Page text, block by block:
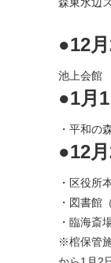
●12
池上会館
●1月
・平和の
●12
・区役所
・図書館
・臨海斎
※棺保管